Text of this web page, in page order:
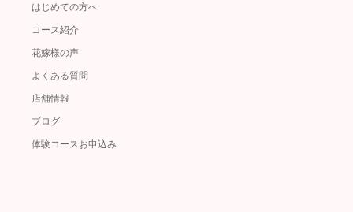
はじめての方へ
コース紹介
花嫁様の声
よくある質問
店舗情報
ブログ
体験コースお申込み